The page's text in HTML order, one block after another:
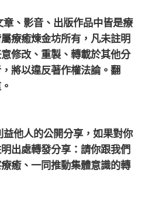
、影音、出版作品中皆是療
療癒煉金坊所有，凡未註明
修改、重製、轉載於其他分
將以違反著作權法論。翻
他人的公開分享，如果對你
出處轉發分享：請你跟我們
癒、一同推動集體意識的轉